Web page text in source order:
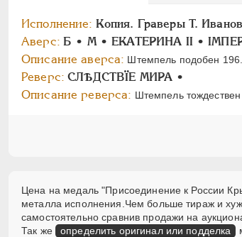
Исполнение: Копия. Граверы T.
Аверс: Б • М • ЕКАТЕРИНА II •
Описание аверса: Штемпель подобен
Реверс: СЛѢДСТВÏЕ МИРА •
Описание реверса: Штемпель тождествен
Цена на медаль "Присоединение к России
металла исполнения.Чем больше тираж и
самостоятельно сравнив продажи на
Так же
определить оригинал или подделка